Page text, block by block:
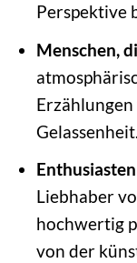
Perspektive
Menschen,
Gelassenheit.
Liebhaber
hochwertig
von der